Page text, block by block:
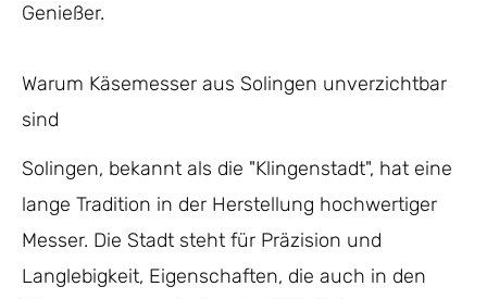
Genießer.
Warum Käsemesser aus Solingen unverzichtbar
sind
Solingen, bekannt als die "Klingenstadt", hat eine
lange Tradition in der Herstellung hochwertiger
Messer. Die Stadt steht für Präzision und
Langlebigkeit, Eigenschaften, die auch in den